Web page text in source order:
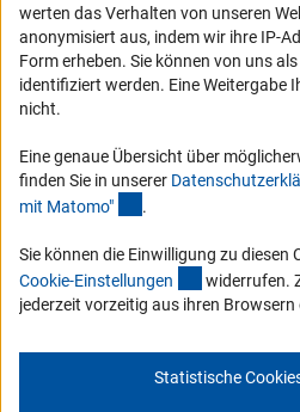
Zum Newsletter
© 2026 DFG
Impressum Datenschutz Cookie-
Service
werten das Verhalten von unseren
anonymisiert aus, indem wir ihre IP-
Form erheben. Sie können von uns
identifiziert werden. Eine Weitergabe
nicht.
Eine genaue Übersicht über
finden Sie in unserer
mit Matomo" .
Sie können die Einwilligung zu diesen
Cookie-Einstellungen (interner
widerrufen.
jederzeit vorzeitig aus ihren Browsern
Statistische